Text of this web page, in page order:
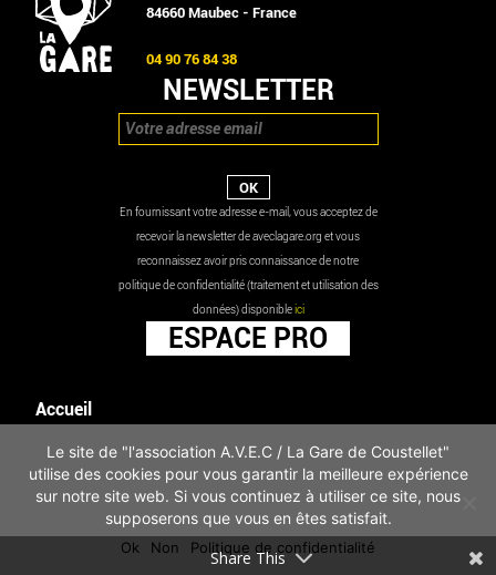
84660 Maubec - France
04 90 76 84 38
NEWSLETTER
En fournissant votre adresse e-mail, vous acceptez de
recevoir la newsletter de aveclagare.org et vous
reconnaissez avoir pris connaissance de notre
politique de confidentialité (traitement et utilisation des
données) disponibleici
ESPACE PRO
Accueil
Les actualités
Mentions légales
Infos pratiques
Politique de confidentialité
Share This
Le site de "l'association A.V.E.C / La Gare de Coustellet"
utilise des cookies pour vous garantir la meilleure expérience
sur notre site web. Si vous continuez à utiliser ce site, nous
supposerons que vous en êtes satisfait.
Ok Non Politique de confidentialité